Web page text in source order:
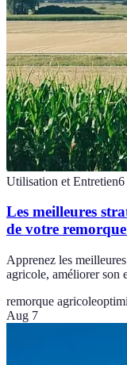
Utilisation et Entretien6
Les meilleures
de votre
Apprenez les
agricole, améliorer son
remorque agricole
Aug 7